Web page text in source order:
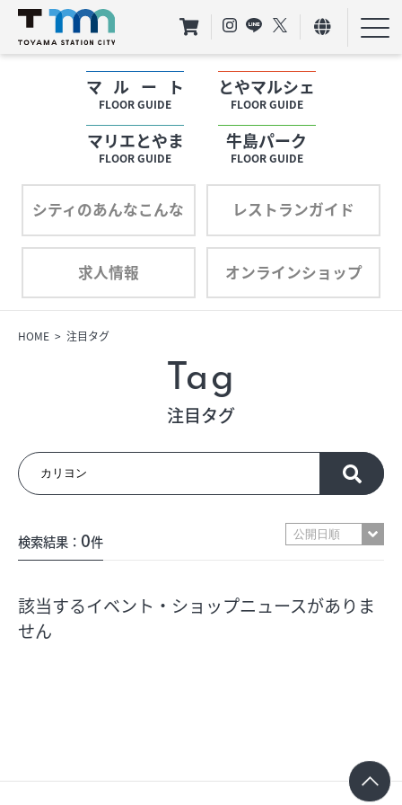
マルート
FLOOR GUIDE
とやマルシェ
FLOOR GUIDE
マリエとやま
FLOOR GUIDE
牛島パーク
FLOOR GUIDE
シティのあんなこんな レストランガイド
求人情報 オンラインショップ
フロアガイド
ショップリスト
プロフィール
フロアガイド
プロフィール
フロアガイド
ショップリスト
HOME 注目タグ
Tag
注目タグ
検索結果： 0件
該当するイベント・ショップニュースがありま
せん